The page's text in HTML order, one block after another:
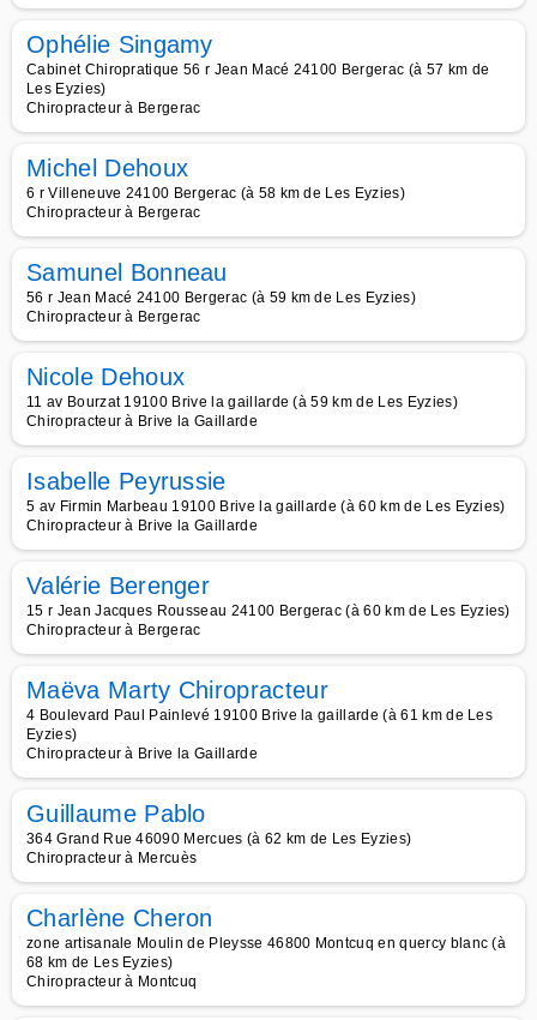
Ophélie Singamy
Cabinet Chiropratique 56 r Jean Macé 24100 Bergerac (à 57 km de
Les Eyzies)
Chiropracteur à Bergerac
Michel Dehoux
6 r Villeneuve 24100 Bergerac (à 58 km de Les Eyzies)
Chiropracteur à Bergerac
Samunel Bonneau
56 r Jean Macé 24100 Bergerac (à 59 km de Les Eyzies)
Chiropracteur à Bergerac
Nicole Dehoux
11 av Bourzat 19100 Brive la gaillarde (à 59 km de Les Eyzies)
Chiropracteur à Brive la Gaillarde
Isabelle Peyrussie
5 av Firmin Marbeau 19100 Brive la gaillarde (à 60 km de Les Eyzies)
Chiropracteur à Brive la Gaillarde
Valérie Berenger
15 r Jean Jacques Rousseau 24100 Bergerac (à 60 km de Les Eyzies)
Chiropracteur à Bergerac
Maëva Marty Chiropracteur
4 Boulevard Paul Painlevé 19100 Brive la gaillarde (à 61 km de Les
Eyzies)
Chiropracteur à Brive la Gaillarde
Guillaume Pablo
364 Grand Rue 46090 Mercues (à 62 km de Les Eyzies)
Chiropracteur à Mercuès
Charlène Cheron
zone artisanale Moulin de Pleysse 46800 Montcuq en quercy blanc (à
68 km de Les Eyzies)
Chiropracteur à Montcuq